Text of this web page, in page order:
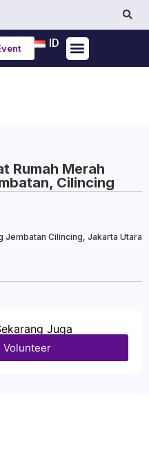
ID
Rumah Merah
Cilincing
Jembatan Cilincing, Jakarta Utara
Juga
Volunteer